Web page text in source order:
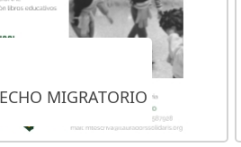
MIGRATORIO